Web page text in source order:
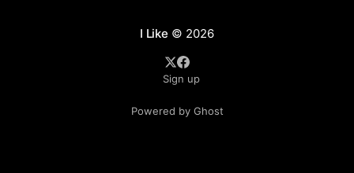
I Like © 2026
Sign up
Powered by Ghost